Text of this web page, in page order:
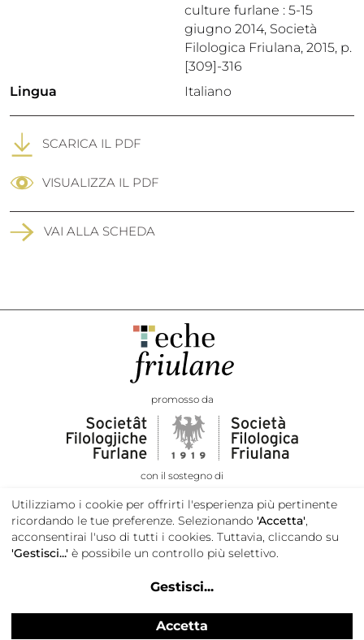
culture furlane : 5-15
giugno 2014, Società
Filologica Friulana, 2015, p.
[309]-316
Lingua
Italiano
SCARICA IL PDF
VISUALIZZA IL PDF
VAI ALLA SCHEDA
promosso da
con il sostegno di
Privacy e cookie policy
Utilizziamo i cookie per offrirti l'esperienza più pertinente
ricordando le tue preferenze. Selezionando 'Accetta',
acconsentirai l'uso di tutti i cookies. Tuttavia, cliccando su
'Gestisci...' è possibile un controllo più selettivo.
Gestisci...
Accetta